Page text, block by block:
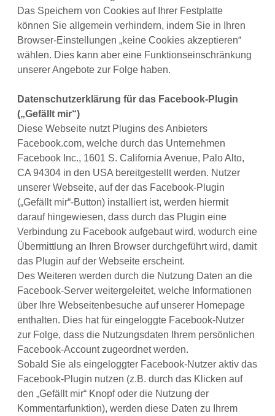
Das Speichern von Cookies auf Ihrer Festplatte
können Sie allgemein verhindern, indem Sie in Ihren
Browser-Einstellungen „keine Cookies akzeptieren“
wählen. Dies kann aber eine Funktionseinschränkung
unserer Angebote zur Folge haben.
Datenschutzerklärung für das Facebook-Plugin
(„Gefällt mir“)
Diese Webseite nutzt Plugins des Anbieters
Facebook.com, welche durch das Unternehmen
Facebook Inc., 1601 S. California Avenue, Palo Alto,
CA 94304 in den USA bereitgestellt werden. Nutzer
unserer Webseite, auf der das Facebook-Plugin
(„Gefällt mir“-Button) installiert ist, werden hiermit
darauf hingewiesen, dass durch das Plugin eine
Verbindung zu Facebook aufgebaut wird, wodurch eine
Übermittlung an Ihren Browser durchgeführt wird, damit
das Plugin auf der Webseite erscheint.
Des Weiteren werden durch die Nutzung Daten an die
Facebook-Server weitergeleitet, welche Informationen
über Ihre Webseitenbesuche auf unserer Homepage
enthalten. Dies hat für eingeloggte Facebook-Nutzer
zur Folge, dass die Nutzungsdaten Ihrem persönlichen
Facebook-Account zugeordnet werden.
Sobald Sie als eingeloggter Facebook-Nutzer aktiv das
Facebook-Plugin nutzen (z.B. durch das Klicken auf
den „Gefällt mir“ Knopf oder die Nutzung der
Kommentarfunktion), werden diese Daten zu Ihrem